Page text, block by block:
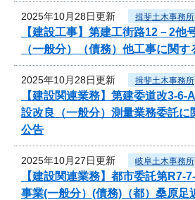
2025年10月28日更新 揖斐土木事務所
【建設工事】第建工街路12－2
（一般分）（債務）他工事に関
2025年10月28日更新 揖斐土木事務所
【建設関連業務】第建委道改3-
設改良（一般分）測量業務委託に
公告
2025年10月27日更新 岐阜土木事務所
【建設関連業務】都市委託第
事業(一般分）(債務)（都）桑原